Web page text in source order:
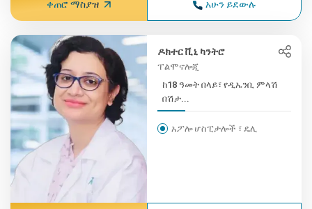
ቀጠሮ ማስያዝ አሁን ይደውሉ
ዶክተር ቪኒ ካንትሮ
ፐልሞኖሎጂ
ከ18 ዓመት በላይ፣ የዲኤንቢ ምላሽ
በሽታ...
አፖሎ ሆስፒታሎች ፣ ዴሊ